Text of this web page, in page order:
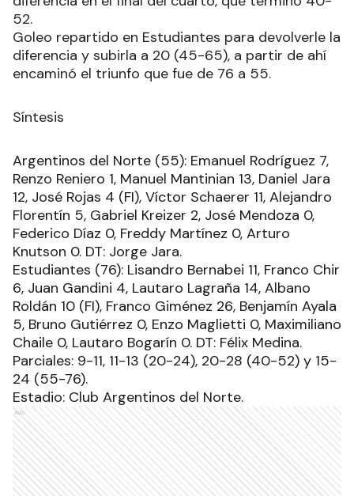
52.
Goleo repartido en Estudiantes para devolverle la
diferencia y subirla a 20 (45-65), a partir de ahí
encaminó el triunfo que fue de 76 a 55.
Síntesis
Argentinos del Norte (55): Emanuel Rodríguez 7,
Renzo Reniero 1, Manuel Mantinian 13, Daniel Jara
12, José Rojas 4 (FI), Víctor Schaerer 11, Alejandro
Florentín 5, Gabriel Kreizer 2, José Mendoza 0,
Federico Díaz 0, Freddy Martínez 0, Arturo
Knutson 0. DT: Jorge Jara.
Estudiantes (76): Lisandro Bernabei 11, Franco Chir
6, Juan Gandini 4, Lautaro Lagraña 14, Albano
Roldán 10 (FI), Franco Giménez 26, Benjamín Ayala
5, Bruno Gutiérrez 0, Enzo Maglietti 0, Maximiliano
Chaile 0, Lautaro Bogarín 0. DT: Félix Medina.
Parciales: 9-11, 11-13 (20-24), 20-28 (40-52) y 15-
24 (55-76).
Estadio: Club Argentinos del Norte.
Ads